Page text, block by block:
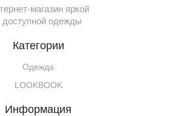
магазин яркой
доступной одежды
Категории
Одежда
LOOKBOOK
Информация